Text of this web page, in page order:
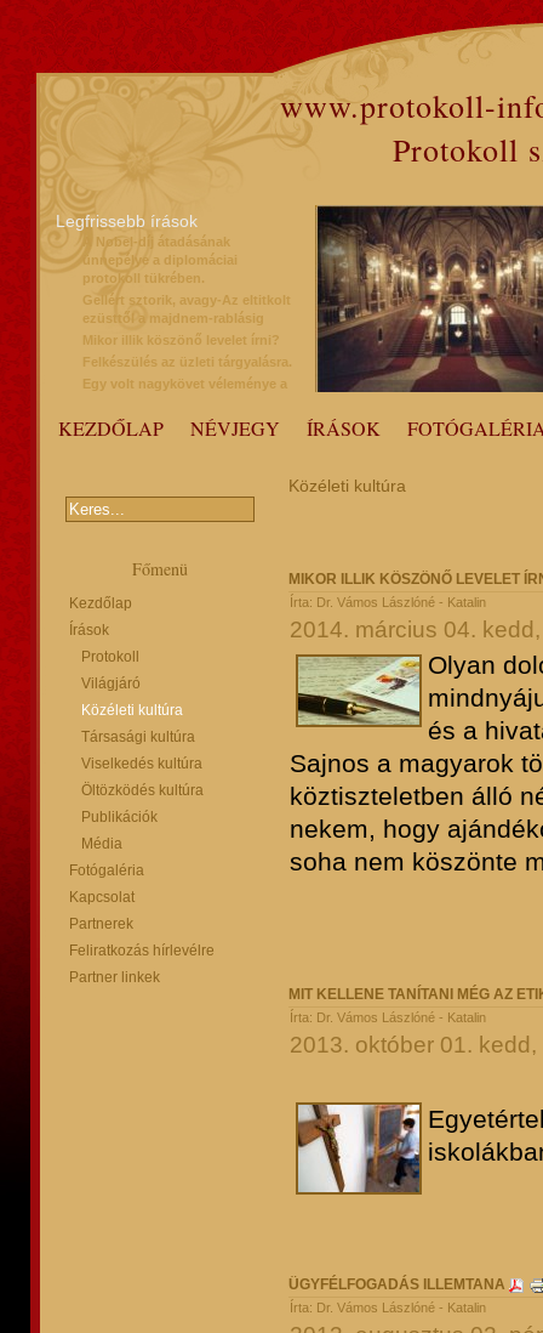
www.protokoll-
Protokoll
Legfrissebb írások
A Nobel-díj átadásának
ünnepélye a diplomáciai
protokoll tükrében.
Gellért sztorik, avagy-Az eltitkolt
ezüsttől a majdnem-rablásig
Mikor illik köszönő levelet írni?
Felkészülés az üzleti tárgyalásra.
Egy volt nagykövet véleménye a
KEZDŐLAP NÉVJEGY ÍRÁSOK
Főmenü
Kezdőlap
Írások
Protokoll
Világjáró
Közéleti kultúra
Társasági kultúra
Viselkedés kultúra
Öltözködés kultúra
Publikációk
Média
Fotógaléria
Kapcsolat
Partnerek
Feliratkozás hírlevélre
Partner linkek
Közéleti kultúra
MIKOR ILLIK KÖSZÖNŐ LEVELET
Írta: Dr. Vámos Lászlóné - Katalin
2014. március 04.
Olyan
és a
Sajnos a magyarok
köztiszteletben álló
nekem, hogy
soha nem köszönte
MIT KELLENE TANÍTANI MÉG AZ
Írta: Dr. Vámos Lászlóné - Katalin
2013. október 01. kedd,
ÜGYFÉLFOGADÁS ILLEMTANA
Írta: Dr. Vámos Lászlóné - Katalin